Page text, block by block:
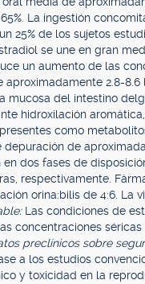
La ingestión
25% de los sujetos
se une en gran
un aumento de las
2.8-8.6
mucosa del intestino
hidroxilación
como
depuración de
dos fases de
respectivamente.
orina:bilis de 4:6.
Las condiciones de
concentraciones séricas
preclínicos sobre
a los estudios
y toxicidad en la